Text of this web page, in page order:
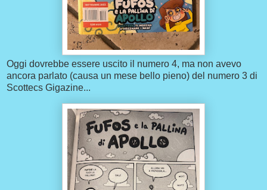
Oggi dovrebbe essere uscito il numero 4, ma non avevo
ancora parlato (causa un mese bello pieno) del numero 3 di
Scottecs Gigazine...